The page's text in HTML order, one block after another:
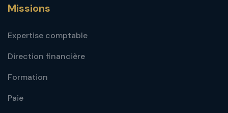
Missions
Expertise comptable
Direction financière
Formation
Paie